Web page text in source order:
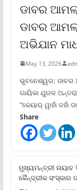
ଡାବର
ଡାବର
ଅଭିଯାନ
May 13, 2026
ଭୁବନେଶ୍ୱର: ଡାବର
ଗାୟିକା ଯୁଗଳ
“କେୟାର୍ ୱାହାଁ ଜହାଁ
Share
ମୁଖ୍ୟମନ୍ତ୍ରୀ
କୈନ୍ଦ୍ରୀକ ସଂସ୍କାର